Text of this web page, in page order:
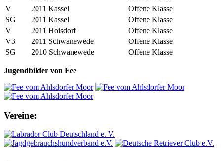
V
2011 Kassel
Offene Klasse
SG
2011 Kassel
Offene Klasse
V
2011 Hoisdorf
Offene Klasse
V3
2011 Schwanewede
Offene Klasse
SG
2010 Schwanewede Offene Klasse
Jugendbilder von Fee
Vereine: